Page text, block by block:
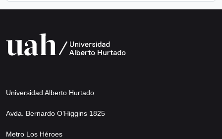
Universidad Alberto Hurtado
Avda. Bernardo O’Higgins 1825
Metro Los Héroes